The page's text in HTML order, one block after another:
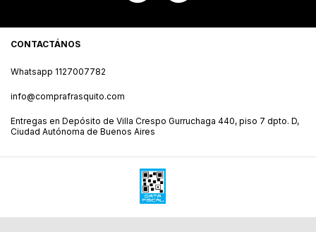
CONTACTÁNOS
Whatsapp 1127007782
info@comprafrasquito.com
Entregas en Depósito de Villa Crespo Gurruchaga 440, piso 7 dpto. D,
Ciudad Autónoma de Buenos Aires